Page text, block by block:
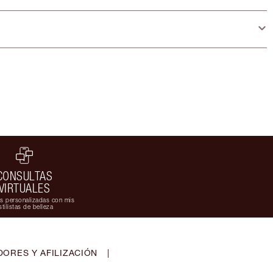
personalizadas con mis
de belleza
Y AFILIZACIÓN |